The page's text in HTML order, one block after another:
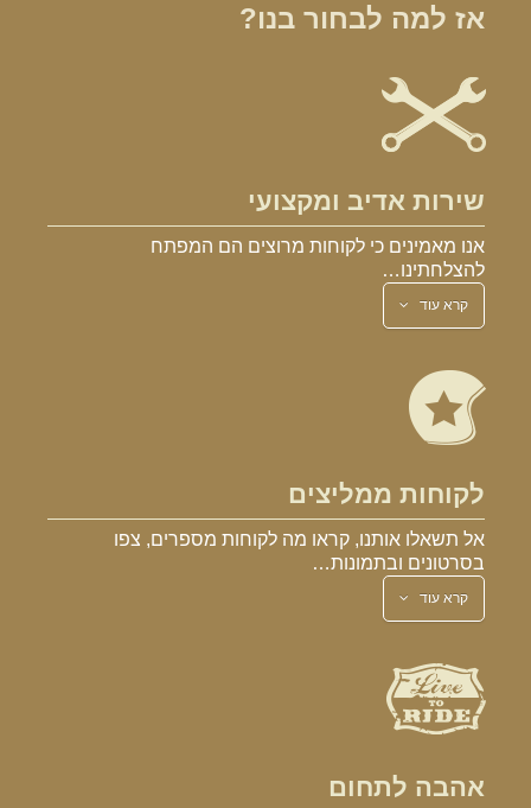
אז למה לבחור בנו?
שירות אדיב ומקצועי
אנו מאמינים כי לקוחות מרוצים הם המפתח
להצלחתינו…
קרא עוד
לקוחות ממליצים
אל תשאלו אותנו, קראו מה לקוחות מספרים, צפו
בסרטונים ובתמונות…
קרא עוד
אהבה לתחום